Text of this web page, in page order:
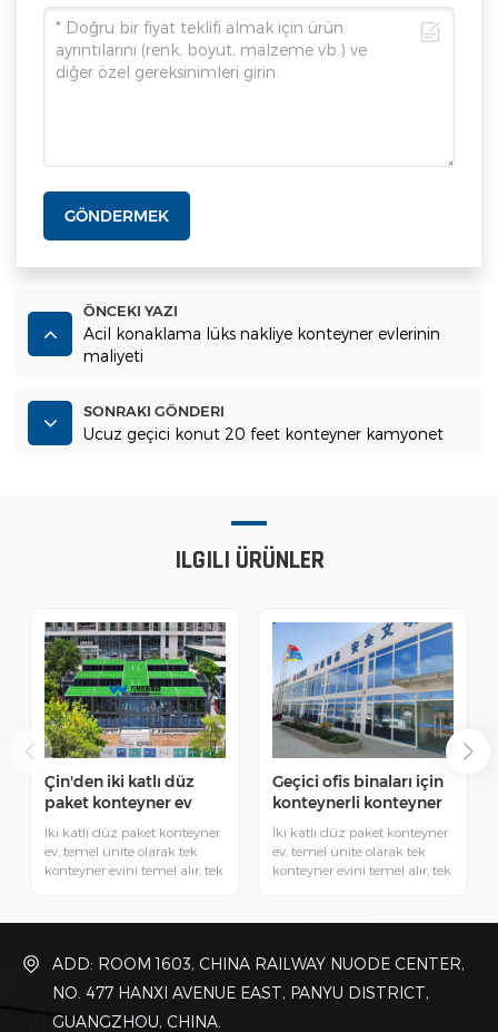
GÖNDERMEK
ÖNCEKI YAZI
Acil konaklama lüks nakliye konteyner evlerinin
maliyeti
SONRAKI GÖNDERI
Ucuz geçici konut 20 feet konteyner kamyonet
ILGILI ÜRÜNLER
Çin'den iki katlı düz
paket konteyner ev
İki katlı düz paket konteyner
ev, temel ünite olarak tek
konteyner evini temel alır, tek
edilir, farklı üniteler
Geçici ofis binaları için
konteynerli konteyner
evler
İki katlı düz paket konteyner
ev, temel ünite olarak tek
konteyner evini temel alır, tek
edilir, farklı üniteler
ADD: ROOM 1603, CHINA RAILWAY NUODE CENTER,
NO. 477 HANXI AVENUE EAST, PANYU DISTRICT,
GUANGZHOU, CHINA.